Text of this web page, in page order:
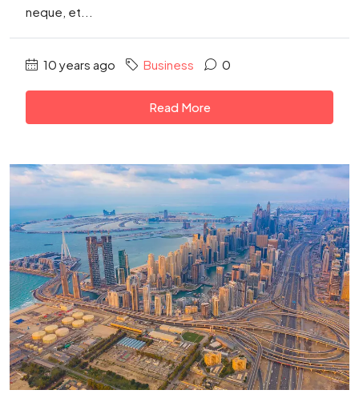
neque, et...
10 years ago Business 0
Read More